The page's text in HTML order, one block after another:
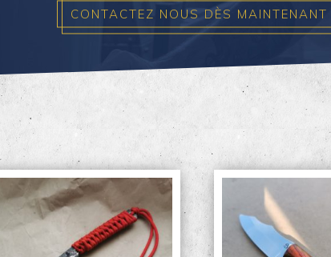
CONTACTEZ NOUS DÈS MAINTENANT